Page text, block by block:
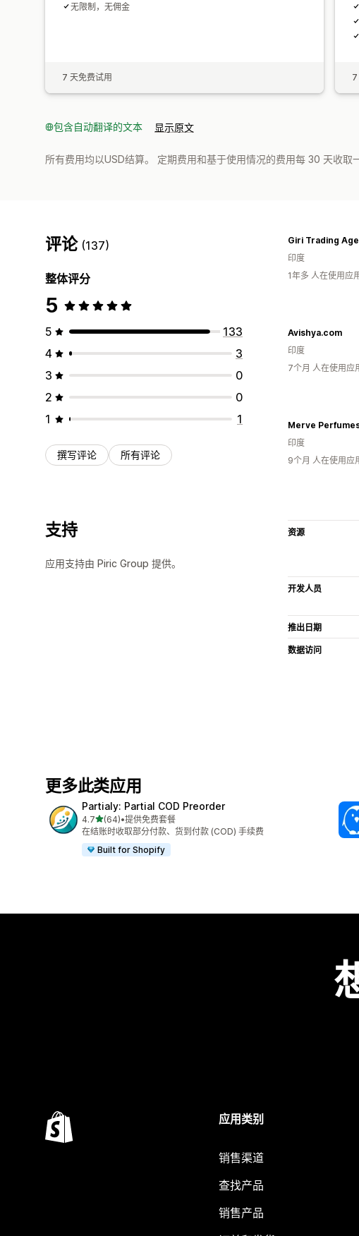
无限制，无佣金
7 天免费试用 7
包含自动翻译的文本 显示原文
所有费用均以USD结算。 定期费用和基于使用情况的费用每 30 天收取
评论 (137)
整体评分
5
5
133
4
3
3
0
2
0
1
1
撰写评论 所有评论
印度
1年多 人在使用应
Avishya.com
印度
7个月 人在使用应
Merve
印度
9个月 人在使用应
支持
应用支持由 Piric Group 提供。
资源
开发人员
推出日期
数据访问
更多此类应用
Partialy: Partial COD Preorder
4.7星（满分 5 星）
(64)
总共 64 条评论
•提供免费套餐
在结账时收取部分付款、货到付款 (COD) 手续费
Built for Shopify
应用类别
销售渠道
查找产品
销售产品